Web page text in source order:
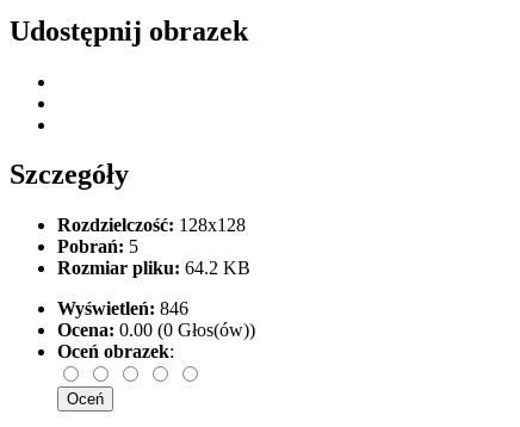
Udostępnij obrazek
Szczegóły
Rozdzielczość: 128x128
Pobrań: 5
Rozmiar pliku: 64.2 KB
Wyświetleń: 846
Ocena: 0.00 (0 Głos(ów))
Oceń obrazek: